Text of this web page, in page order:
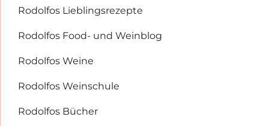
Rodolfos Lieblingsrezepte
Rodolfos Food- und Weinblog
Rodolfos Weine
Rodolfos Weinschule
Rodolfos Bücher